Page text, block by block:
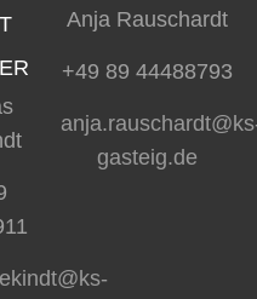
Anja Rauschardt
+49 89 44488793
gasteig.de